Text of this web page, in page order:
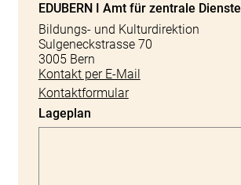
EDUBERN I Amt für zentrale Dienste
Bildungs- und Kulturdirektion
Sulgeneckstrasse 70
3005 Bern
Kontakt per E-Mail
Kontaktformular
Lageplan